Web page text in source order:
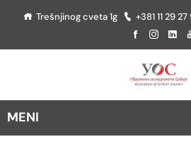
Trešnjinog cveta 1g +381 11 29